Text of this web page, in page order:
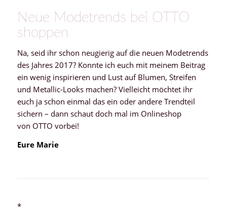
Neue Modetrends bei OTTO
shoppen
Na, seid ihr schon neugierig auf die neuen Modetrends
des Jahres 2017? Konnte ich euch mit meinem Beitrag
ein wenig inspirieren und Lust auf Blumen, Streifen
und Metallic-Looks machen? Vielleicht möchtet ihr
euch ja schon einmal das ein oder andere Trendteil
sichern – dann schaut doch mal im Onlineshop
von OTTO vorbei!
Eure Marie
*